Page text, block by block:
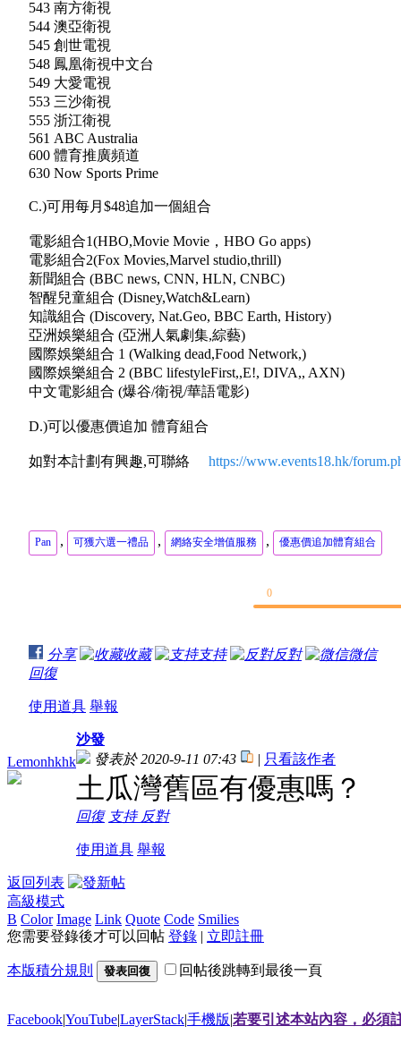
543 南方衛視
544 澳亞衛視
545 創世電視
548 鳳凰衛視中文台
549 大愛電視
553 三沙衛視
555 浙江衛視
561 ABC Australia
600 體育推廣頻道
630 Now Sports Prime
C.)可用每月$48追加一個組合
電影組合1(HBO,Movie Movie，HBO Go apps)
電影組合2(Fox Movies,Marvel studio,thrill)
新聞組合 (BBC news, CNN, HLN, CNBC)
智醒兒童組合 (Disney,Watch&Learn)
知識組合 (Discovery, Nat.Geo, BBC Earth, History)
亞洲娛樂組合 (亞洲人氣劇集,綜藝)
國際娛樂組合 1 (Walking dead,Food Network,)
國際娛樂組合 2 (BBC lifestyleFirst,,E!, DIVA,, AXN)
中文電影組合 (爆谷/衛視/華語電影)
D.)可以優惠價追加 體育組合
如對本計劃有興趣,可聯絡 https://www.events18.hk/
Pan , 可獲六選一禮品 , 網絡安全增值服務 , 優惠價追加體育組合
0
分享 收藏 支持 反對
微信
回復
使用道具 舉報
Lemonhkhk
沙發
發表於 2020-9-11 07:43
| 只看該作者
土瓜灣舊區有優惠嗎？
回復 支持 反對
使用道具 舉報
返回列表
高級模式
B Color Image Link Quote Code Smilies
您需要登錄後才可以回帖 登錄 | 立即註冊
本版積分規則 發表回復 回帖後跳轉到最後一頁
Facebook|YouTube|LayerStack|手機版|若要引述本站內容，必須